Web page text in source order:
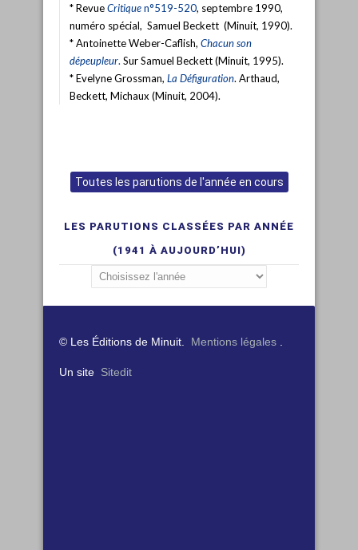
* RevueCritiquen°519-520, septembre 1990,
numéro spécial, Samuel Beckett (Minuit, 1990).
* Antoinette Weber-Caflish, Chacun son
dépeupleur. Sur Samuel Beckett (Minuit, 1995).
* Evelyne Grossman, La Défiguration. Arthaud,
Beckett, Michaux (Minuit, 2004).
Toutes les parutions de l'année en cours
LES PARUTIONS CLASSÉES PAR ANNÉE
(1941 À AUJOURD’HUI)
© Les Éditions de Minuit. Mentions légales
Un site Sitedit